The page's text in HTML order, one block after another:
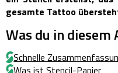
gesamte Tattoo
Was du in
Schnelle